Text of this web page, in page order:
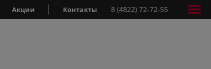
Акции Контакты 8 (4822) 72-72-55